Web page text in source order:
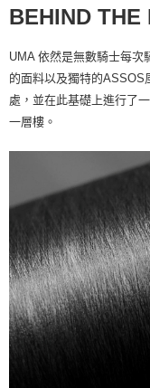
BEHIND THE
UMA 依然是無數騎士每次
的面料以及獨特的ASSOS
處，並在此基礎上進行了
一層樓。